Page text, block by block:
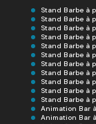
Stand Barbe à
Stand Barbe à
Stand Barbe à
Stand Barbe à
Stand Barbe à
Stand Barbe à
Stand Barbe à
Stand Barbe à
Stand Barbe à
Stand Barbe à
Stand Barbe à
Animation Bar
Animation Bar